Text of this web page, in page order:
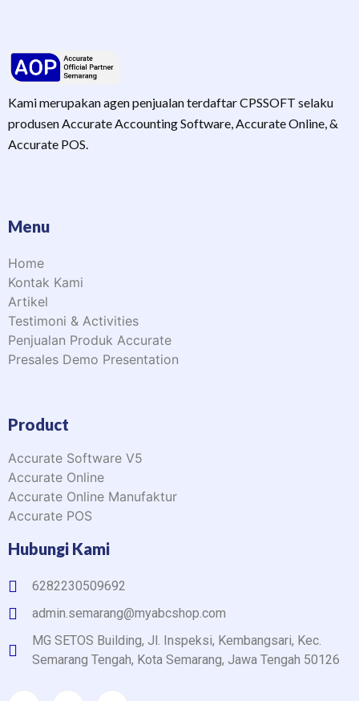
Kami merupakan agen penjualan terdaftar CPSSOFT selaku
produsen Accurate Accounting Software, Accurate Online, &
Accurate POS.
Menu
Home
Kontak Kami
Artikel
Testimoni & Activities
Penjualan Produk Accurate
Presales Demo Presentation
Product
Accurate Software V5
Accurate Online
Accurate Online Manufaktur
Accurate POS
Hubungi Kami
6282230509692
admin.semarang@myabcshop.com
MG SETOS Building, Jl. Inspeksi, Kembangsari, Kec.
Semarang Tengah, Kota Semarang, Jawa Tengah 50126